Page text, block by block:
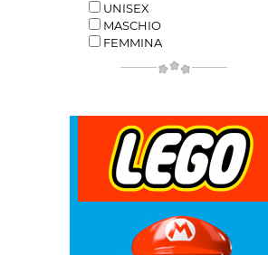
UNISEX
MASCHIO
FEMMINA